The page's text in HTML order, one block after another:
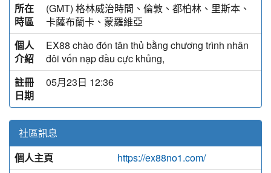
所在
時區
(GMT) 格林威治時間、倫敦、都柏林、里斯本、
卡薩布蘭卡、蒙羅維亞
個人
介紹
EX88 chào đón tân thủ bằng chương trình nhân
đôi vốn nạp đầu cực khủng,
註冊
日期
05月23日 12:36
社區訊息
個人主頁
https://ex88no1.com/